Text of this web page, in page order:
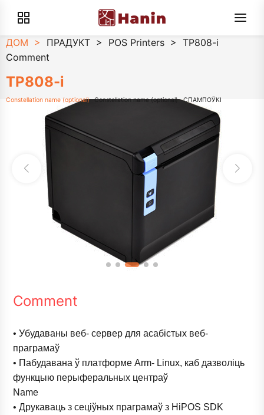
ДОМ > ПРАДУКТ > POS Printers > TP808-i
Comment
TP808-i
Constellation name (optional) Constellation name (optional) СПАМПОЎКІ
Comment
• Убудаваны веб- сервер для асабістых веб-
праграмаў
• Пабудавана ў платформе Arm- Linux, каб дазволіць
функцыю перыферальных центраў
Name
• Друкаваць з сеціўных праграмаў з HiPOS SDK